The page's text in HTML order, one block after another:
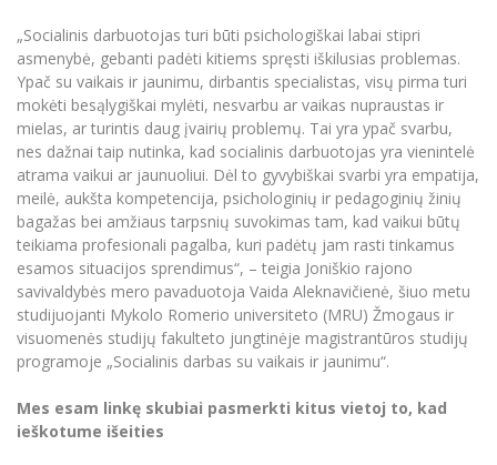
MRU pop vokalinis ansamblis (vadovas Artūras
Novikas)
MRU merginų choras
kompetencijų vertinimas ir pripažinimas
Studijų organizavimas
Kitos galimybės
Azijos centras
Vilniaus Karaliaus Sedžiongo institutas
Frankofoniškų šalių studijų centras
Mokslo laboratorijos
Žmogaus, aplinkos ir technologijų (HET)
Doktorantūra
Projektai
Akademinė leidyba
Mokymų LAB
Mokslo naujienos
Kasmetiniai mokslo renginiai
Veiklos dokumentai
Akademinė etika
Darbas MRU
Universiteto simbolika
Atributika
Naujienos
Tarptautiškumas
Studentams
Studentams
Darbuotojams
Darbuotojams
Partnerystės
Darnus vystymasis
Privatumo politika
Sūduvos akademija
Tinklalaidės
Bakalauro studijos
Magistrantūros studijos
Vadovų MBA
Švietimo ir kultūros vadovų MPA
Teisės LL.M.
Papildomosios studijos
Pedagogų rengimas
Doktorantūros studijos
Profesinės bakalauro studijos
Personalo valdymo centras
Privačių interesų deklaravimas
Studijų Moodle (studijų vykdymui)
„Socialinis darbuotojas turi būti psichologiškai labai stipri
asmenybė, gebanti padėti kitiems spręsti iškilusias problemas.
Ypač su vaikais ir jaunimu, dirbantis specialistas, visų pirma turi
mokėti besąlygiškai mylėti, nesvarbu ar vaikas nupraustas ir
mielas, ar turintis daug įvairių problemų. Tai yra ypač svarbu,
nes dažnai taip nutinka, kad socialinis darbuotojas yra vienintelė
atrama vaikui ar jaunuoliui. Dėl to gyvybiškai svarbi yra empatija,
meilė, aukšta kompetencija, psichologinių ir pedagoginių žinių
bagažas bei amžiaus tarpsnių suvokimas tam, kad vaikui būtų
teikiama profesionali pagalba, kuri padėtų jam rasti tinkamus
esamos situacijos sprendimus“, – teigia Joniškio rajono
savivaldybės mero pavaduotoja Vaida Aleknavičienė, šiuo metu
studijuojanti Mykolo Romerio universiteto (MRU) Žmogaus ir
visuomenės studijų fakulteto jungtinėje magistrantūros studijų
programoje „Socialinis darbas su vaikais ir jaunimu“.
Mes esam linkę skubiai pasmerkti kitus vietoj to, kad
ieškotume išeities